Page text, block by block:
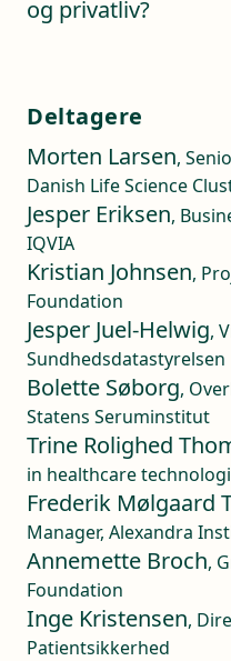
og privatliv?
Deltagere
Morten Larsen,
Danish Life Science
Jesper Eriksen,
IQVIA
Kristian Johnsen,
Foundation
Jesper Juel-Helwig,
Sundhedsdatastyrelsen
Bolette Søborg,
Statens Seruminstitut
Trine Rolighed
in healthcare
Frederik Mølgaard
Manager, Alexandra
Annemette Broch,
Foundation
Inge Kristensen,
Patientsikkerhed